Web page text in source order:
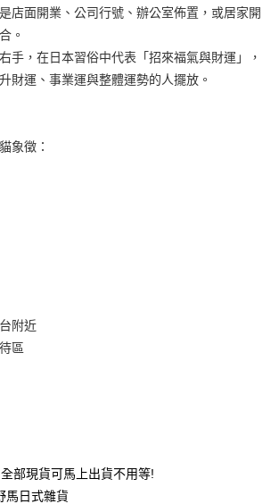
含以上)免運費
店面開業、公司行號、辦公室佈置，或居家開
。
手，在日本習俗中代表「招來福氣與財運」，
財運、事業運與整體運勢的人擺放。
象徵：
附近
區
部現貨可馬上出貨不用等!
馬日式雜貨